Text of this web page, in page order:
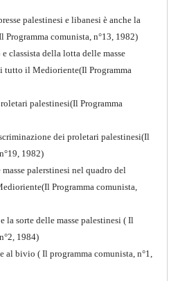
Domani
palestinesi e libanesi è anche la
comunista, n°13, 1982)
classista della lotta delle masse
tutto il Medioriente(Il Programma
palestinesi(Il Programma
dei proletari palestinesi(Il
1982)
palerstinesi nel quadro del
Programma comunista,
la sorte delle masse palestinesi ( Il
1984)
al bivio ( Il programma comunista, n°1,